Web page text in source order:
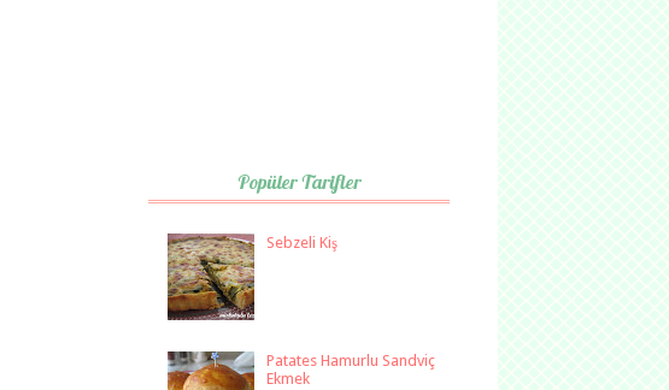
Popüler Tarifler
Sebzeli Kiş
Patates Hamurlu Sandviç
Ekmek